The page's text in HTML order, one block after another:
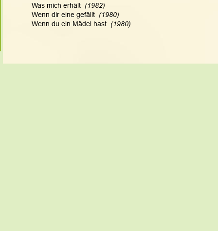
Was mich erhält (1982)
Wenn dir eine gefällt (1980)
Wenn du ein Mädel hast (1980)